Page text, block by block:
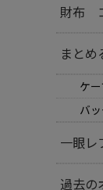
財布
まと
ケ
バ
一眼レ
過去の